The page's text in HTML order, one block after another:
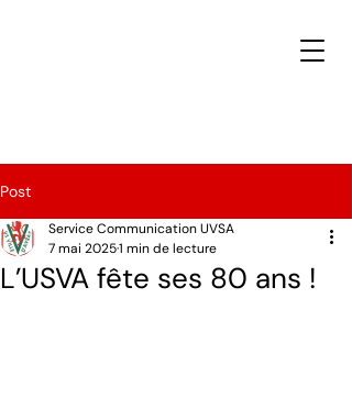
Post
L’USVA fête ses 80 ans !
Service Communication UVSA
7 mai 20251 min de lecture